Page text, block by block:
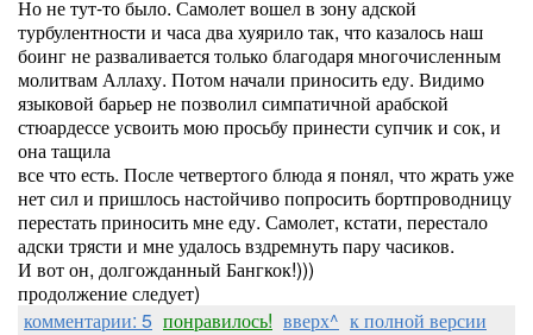
Но не тут-то было. Самолет вошел в зону адской
турбулентности и часа два хуярило так, что казалось наш
боинг не разваливается только благодаря многочисленным
молитвам Аллаху. Потом начали приносить еду. Видимо
языковой барьер не позволил симпатичной арабской
стюардессе усвоить мою просьбу принести супчик и сок, и
она тащила
все что есть. После четвертого блюда я понял, что жрать уже
нет сил и пришлось настойчиво попросить бортпроводницу
перестать приносить мне еду. Самолет, кстати, перестало
адски трясти и мне удалось вздремнуть пару часиков.
И вот он, долгожданный Бангкок!)))
продолжение следует)
комментарии: 5 понравилось! вверх^ к полной версии